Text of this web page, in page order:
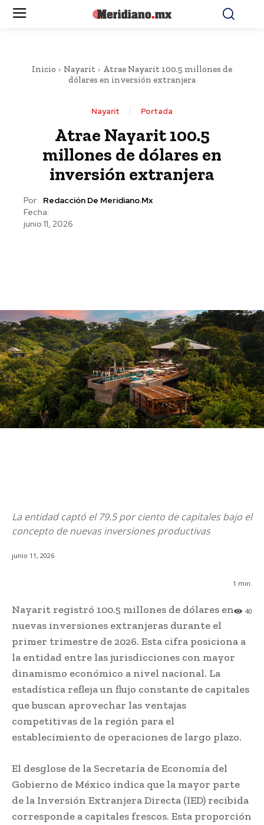
Inicio Nayarit
Atrae Nayarit 100.5 millones de
dólares en inversión extranjera
Nayarit Portada
Atrae Nayarit 100.5
millones de dólares en
inversión extranjera
Por: Redacción De Meridiano.mx
Fecha:
junio 11, 2026
La entidad captó el 79.5 por ciento de capitales bajo el
concepto de nuevas inversiones productivas
junio 11, 2026
1 min.
40
Nayarit registró 100.5 millones de dólares en
nuevas inversiones extranjeras durante el
primer trimestre de 2026. Esta cifra posiciona a
la entidad entre las jurisdicciones con mayor
dinamismo económico a nivel nacional. La
estadística refleja un flujo constante de capitales
que buscan aprovechar las ventajas
competitivas de la región para el
establecimiento de operaciones de largo plazo.
El desglose de la Secretaría de Economía del
Gobierno de México indica que la mayor parte
de la Inversión Extranjera Directa (IED) recibida
corresponde a capitales frescos. Esta proporción